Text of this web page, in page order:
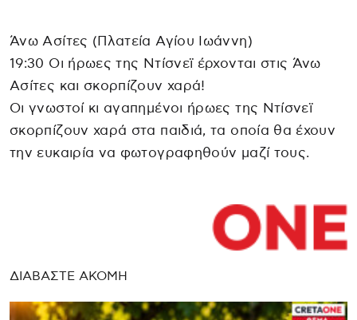
Άνω Ασίτες (Πλατεία Αγίου Ιωάννη)
19:30 Οι ήρωες της Ντίσνεϊ έρχονται στις Άνω
Ασίτες και σκορπίζουν χαρά!
Oι γνωστοί κι αγαπημένοι ήρωες της Ντίσνεϊ
σκορπίζουν χαρά στα παιδιά, τα οποία θα έχουν
την ευκαιρία να φωτογραφηθούν μαζί τους.
ΔΙΑΒΑΣΤΕ ΑΚΟΜΗ